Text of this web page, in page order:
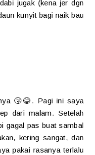
jugak (kena jer dgn
kunyit bagi naik bau
🤧😂. Pagi ini saya
dari malam. Setelah
gagal pas buat sambal
kering sangat, dan
pakai rasanya terlalu